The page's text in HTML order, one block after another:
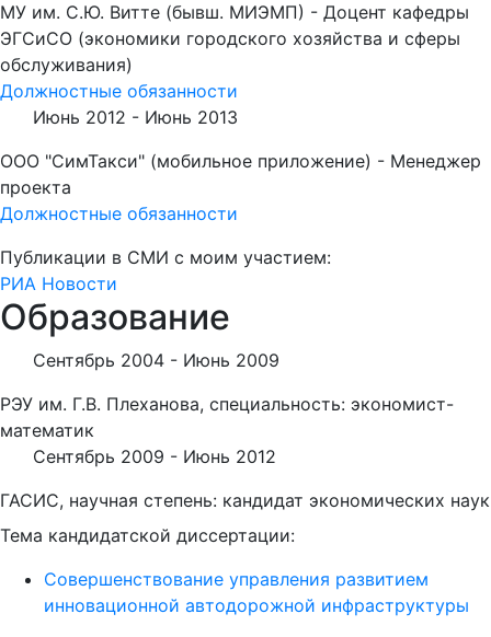
МУ им. С.Ю. Витте (бывш. МИЭМП) - Доцент кафедры
ЭГСиСО (экономики городского хозяйства и сферы
обслуживания)
Должностные обязанности
Июнь 2012 - Июнь 2013
ООО "СимТакси" (мобильное приложение) - Менеджер
проекта
Должностные обязанности
Публикации в СМИ с моим участием:
РИА Новости
Образование
Сентябрь 2004 - Июнь 2009
РЭУ им. Г.В. Плеханова, специальность: экономист-
математик
Сентябрь 2009 - Июнь 2012
ГАСИС, научная степень: кандидат экономических наук
Тема кандидатской диссертации:
Совершенствование управления развитием
инновационной автодорожной инфраструктуры